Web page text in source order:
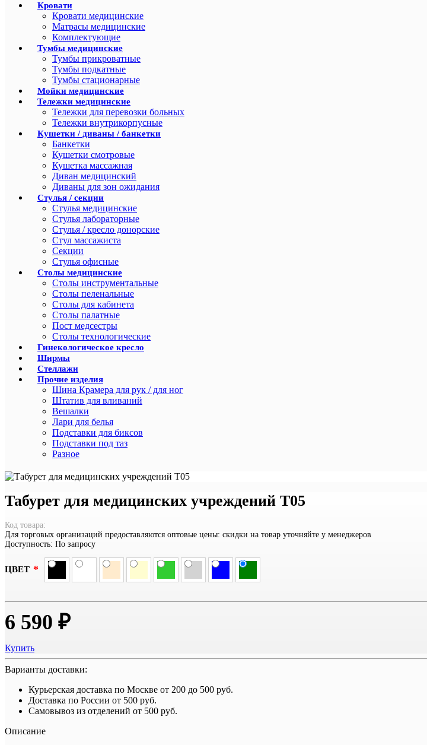
Кровати
Кровати медицинские
Матрасы медицинские
Комплектующие
Тумбы медицинские
Тумбы прикроватные
Тумбы подкатные
Тумбы стационарные
Мойки медицинские
Тележки медицинские
Тележки для перевозки больных
Тележки внутрикорпусные
Кушетки / диваны / банкетки
Банкетки
Кушетки смотровые
Кушетка массажная
Диван медицинский
Диваны для зон ожидания
Стулья / секции
Стулья медицинские
Стулья лабораторные
Стулья / кресло донорские
Стул массажиста
Секции
Стулья офисные
Столы медицинские
Столы инструментальные
Столы пеленальные
Столы для кабинета
Столы палатные
Пост медсестры
Столы технологические
Гинекологическое кресло
Ширмы
Стеллажи
Прочие изделия
Шина Крамера для рук / для ног
Штатив для вливаний
Вешалки
Лари для белья
Подставки для биксов
Подставки под таз
Разное
Табурет для медицинских учреждений Т05
Код товара:
Для торговых организаций предоставляются оптовые цены: скидки на товар уточняйте у менеджеров
Доступность: По запросу
ЦВЕТ *
6 590 ₽
Купить
Варианты доставки:
Курьерская доставка по Москве от 200 до 500 руб.
Доставка по России от 500 руб.
Самовывоз из отделений от 500 руб.
Описание